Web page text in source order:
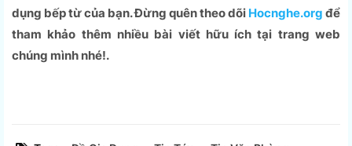
dụng bếp từ của bạn. Đừng quên theo dõi Hocnghe.org để
tham khảo thêm nhiều bài viết hữu ích tại trang web
chúng mình nhé!.